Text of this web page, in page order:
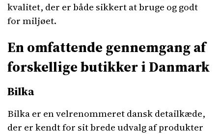
kvalitet, der er både sikkert at bruge og godt
for miljøet.
En omfattende gennemgang af
forskellige butikker i Danmark
Bilka
Bilka er en velrenommeret dansk detailkæde,
der er kendt for sit brede udvalg af produkter